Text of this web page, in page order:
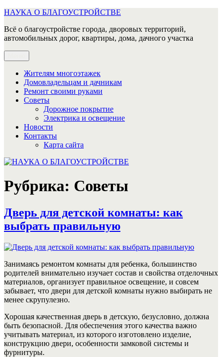
Перейти
содержимому
НАУКА О БЛАГОУСТРОЙСТВЕ
Всё о благоустройстве города, дворовых территорий,
автомобильных дорог, квартиры, дома, дачного участка
Жителям многоэтажек
Домовладельцам и дачникам
Ремонт своими руками
Советы
Дорожное покрытие
Электрика и освещение
Новости
Контакты
Карта сайта
Рубрика: Советы
Дверь для детской комнаты: как
выбрать правильную
Занимаясь ремонтом комнаты для ребенка, большинство
родителей внимательно изучает состав и свойства отделочных
материалов, организует правильное освещение, и совсем
забывает, что двери для детской комнаты нужно выбирать не
менее скрупулезно.
Хорошая качественная дверь в детскую, безусловно, должна
быть безопасной. Для обеспечения этого качества важно
учитывать материал, из которого изготовлено изделие,
конструкцию двери, особенности замковой системы и
фурнитуры.